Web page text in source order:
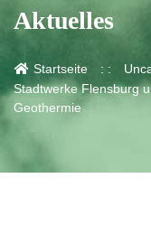
Aktuelles
Startseite
Stadtwerke Flensburg
Geothermie